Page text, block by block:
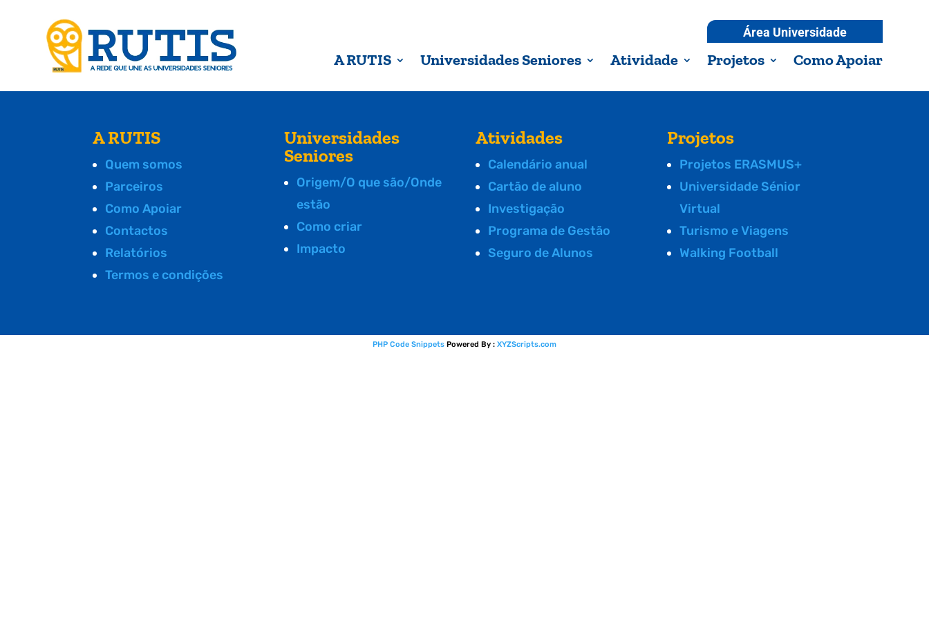
Área Universidade
A RUTIS Universidades Seniores Atividade Projetos Como Apoiar
A RUTIS
Quem somos
Parceiros
Como Apoiar
Contactos
Relatórios
Termos e condições
Universidades
Seniores
Origem/O que são/Onde
estão
Como criar
Impacto
Atividades
Calendário anual
Cartão de aluno
Investigação
Programa de Gestão
Seguro de Alunos
Projetos
Projetos ERASMUS+
Universidade Sénior
Virtual
Turismo e Viagens
Walking Football
PHP Code Snippets Powered By : XYZScripts.com